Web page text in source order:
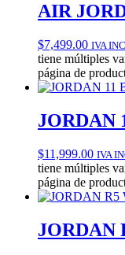
AIR
$7,499.00 IVA
tiene múltiples
página de
JORDAN
$11,999.00 IVA
tiene múltiples
página de
JORDAN